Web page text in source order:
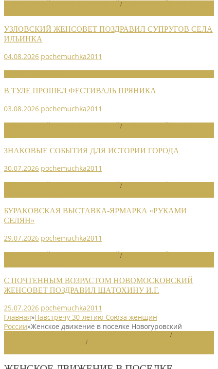
/
УЗЛОВСКИЙ ЖЕНСОВЕТ ПОЗДРАВИЛ СУПРУГОВ СЕЛА
ИЛЬИНКА
04.08.2026 pochemuchka2011
В ТУЛЕ ПРОШЕЛ ФЕСТИВАЛЬ ПРЯНИКА
03.08.2026 pochemuchka2011
/
ЗНАКОВЫЕ СОБЫТИЯ ДЛЯ ИСТОРИИ ГОРОДА
30.07.2026 pochemuchka2011
/
БУРАКОВСКАЯ ВЫСТАВКА-ЯРМАРКА «РУКАМИ
СЕЛЯН»
29.07.2026 pochemuchka2011
/
С ПОЧТЕННЫМ ВОЗРАСТОМ НОВОМОСКОВСКИЙ
ЖЕНСОВЕТ ПОЗДРАВИЛ ШАТОХИНУ И.Г.
25.07.2026 pochemuchka2011
Главная»Навстречу 30-летию Союза женщин
России»Женское движение в поселке Новогуровский
/
/